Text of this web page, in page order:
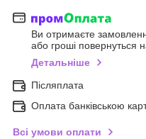
Ви отримаєте
або гроші повернуться
Детальніше
Післяплата
Оплата банківською
Всі умови оплати